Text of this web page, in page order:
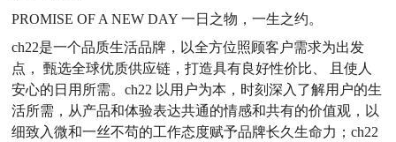
PROMISE OF A NEW DAY 一日之物，一生之约。
ch22是一个品质生活品牌，以全方位照顾客户需求为出发
点，
甄选全球优质供应链，打造具有良好性价比、
且使人
安心的日用所需。ch22 以用户为本，时刻深入了解用户的生
活所需，从产品和体验表达共通的情感和共有的价值观，以
细致入微和一丝不苟的工作态度赋予品牌长久生命力；ch22